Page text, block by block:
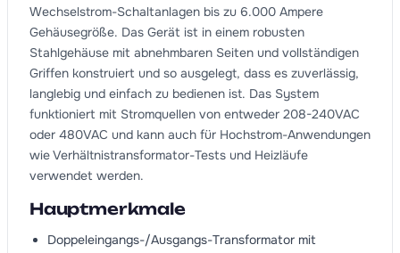
Wechselstrom-Schaltanlagen bis zu 6.000 Ampere
Gehäusegröße. Das Gerät ist in einem robusten
Stahlgehäuse mit abnehmbaren Seiten und vollständigen
Griffen konstruiert und so ausgelegt, dass es zuverlässig,
langlebig und einfach zu bedienen ist. Das System
funktioniert mit Stromquellen von entweder 208-240VAC
oder 480VAC und kann auch für Hochstrom-Anwendungen
wie Verhältnistransformator-Tests und Heizläufe
verwendet werden.
Hauptmerkmale
Doppeleingangs-/Ausgangs-Transformator mit